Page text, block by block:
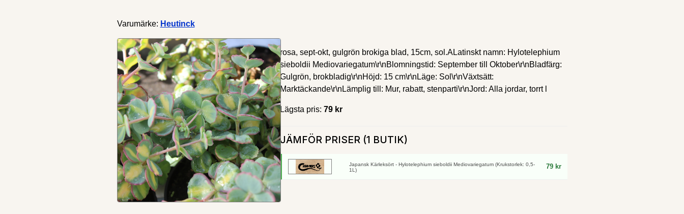
Varumärke: Heutinck
rosa, sept-okt, gulgrön brokiga blad, 15cm, sol.ALatinskt namn: Hylotelephium
sieboldii Mediovariegatum\r\nBlomningstid: September till Oktober\r\nBladfärg:
Gulgrön, brokbladig\r\nHöjd: 15 cm\r\nLäge: Sol\r\nVäxtsätt:
Marktäckande\r\nLämplig till: Mur, rabatt, stenparti\r\nJord: Alla jordar, torrt l
Lägsta pris: 79 kr
JÄMFÖR PRISER (1 BUTIK)
Japansk Kärleksört - Hylotelephium sieboldii Mediovariegatum (Krukstorlek: 0,5-
1L)
79 kr